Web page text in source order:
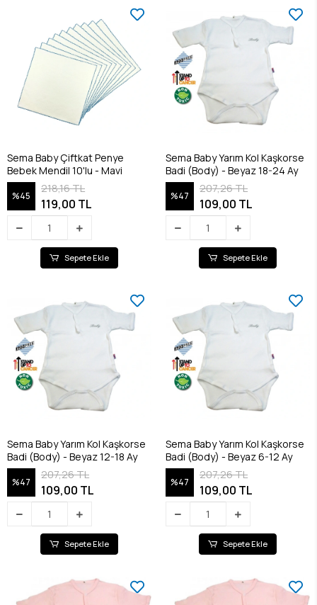
Sema Baby Çiftkat Penye
Bebek Mendil 10'lu - Mavi
%45
218,16 TL
119,00 TL
Sepete Ekle
Sema Baby Yarım Kol Kaşkorse
Badi (Body) - Beyaz 18-24 Ay
%47
207,26 TL
109,00 TL
Sepete Ekle
Sema Baby Yarım Kol Kaşkorse
Badi (Body) - Beyaz 12-18 Ay
%47
207,26 TL
109,00 TL
Sepete Ekle
Sema Baby Yarım Kol Kaşkorse
Badi (Body) - Beyaz 6-12 Ay
%47
207,26 TL
109,00 TL
Sepete Ekle